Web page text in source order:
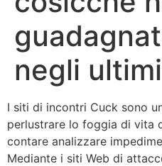
negli
I siti di incontri Cuck sono
perlustrare lo foggia di vita
contare analizzare
Mediante i siti Web di